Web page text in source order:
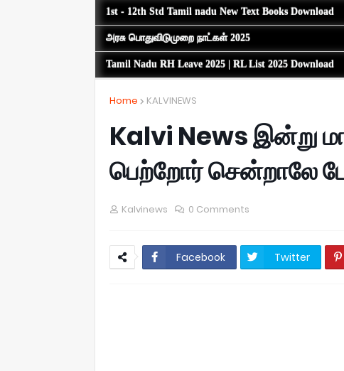
1st - 12th Std Tamil nadu New Text Books Download
அரசு பொதுவிடுமுறை நாட்கள் 2025
Tamil Nadu RH Leave 2025 | RL List 2025 Download
Home KALVINEWS
Kalvi News இன்று
பெற்றோர் சென்றாலே
Kalvinews 0 Comments
Facebook Twitter